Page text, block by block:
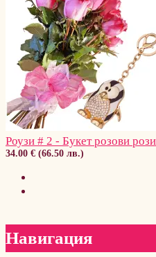
Роузи # 2 - Букет розови
34.00 € (66.50 лв.)
Навигация